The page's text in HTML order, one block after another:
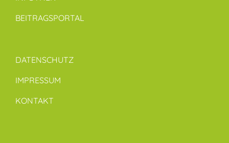
BEITRAGSPORTAL
DATENSCHUTZ
IMPRESSUM
KONTAKT